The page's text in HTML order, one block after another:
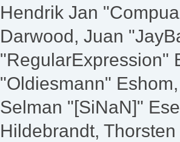
Hendrik Jan
Darwood, Juan
"RegularExpression"
"Oldiesmann"
Selman "[SiNaN]"
Hildebrandt,